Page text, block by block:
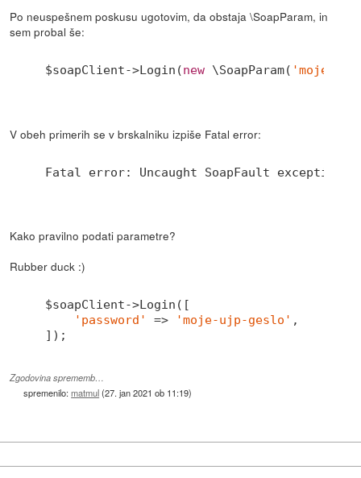
Po neuspešnem poskusu ugotovim, da obstaja \SoapParam, in
sem probal še:
$soapClient->Login(new \SoapParam( 'moje-
V obeh primerih se v brskalniku izpiše Fatal error:
Fatal error: Uncaught SoapFault
Kako pravilno podati parametre?
Rubber duck :)
$soapClient->Login([
'password'
=> 'moje-ujp-geslo' ,
Zgodovina sprememb…
spremenilo:matmul(27. jan 2021 ob 11:19)